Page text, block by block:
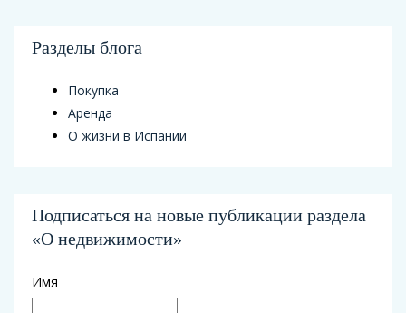
Разделы блога
Покупка
Аренда
О жизни в Испании
Подписаться на новые публикации раздела
«О недвижимости»
Имя